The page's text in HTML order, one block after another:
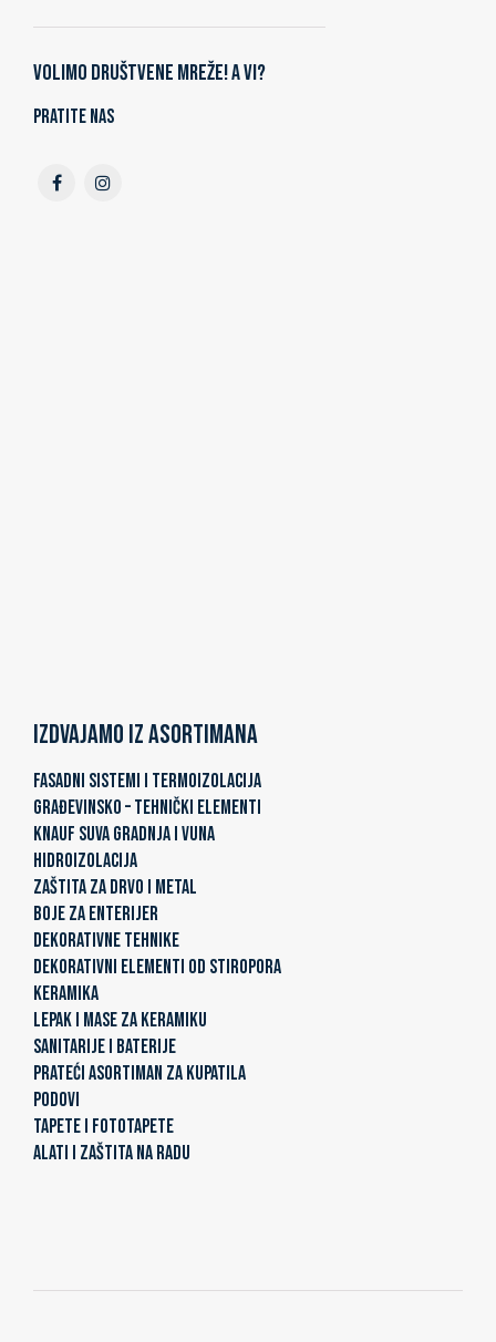
Volimo društvene mreže! A vi?
Pratite nas
Izdvajamo iz asortimana
FASADNI SISTEMI I TERMOIZOLACIJA
GRAĐEVINSKO – TEHNIČKI ELEMENTI
KNAUF SUVA GRADNJA I VUNA
HIDROIZOLACIJA
ZAŠTITA ZA DRVO I METAL
BOJE ZA ENTERIJER
DEKORATIVNE TEHNIKE
DEKORATIVNI ELEMENTI OD STIROPORA
KERAMIKA
LEPAK I MASE ZA KERAMIKU
SANITARIJE I BATERIJE
PRATEĆI ASORTIMAN ZA KUPATILA
PODOVI
TAPETE I FOTOTAPETE
ALATI I ZAŠTITA NA RADU